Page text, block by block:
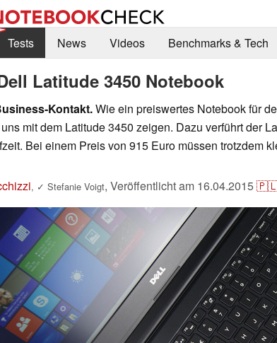
Tests
News Videos Benchmarks & Tech
Latitude 3450 Notebook
Kontakt.Wie ein preiswertes Notebook für
mit dem Latitude 3450 zeigen. Dazu verführt der
Bei einem Preis von 915 Euro müssen trotzdem
, ✓ Stefanie Voigt, Veröffentlicht am 16.04.2015